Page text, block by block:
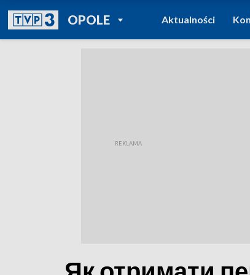
OPOLEPOWRÓT DO
TVP REGIONY
Aktualności